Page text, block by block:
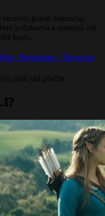
právě dokončuji
průzkumu a soubojů mě
bych…
Reloaded – Recenze
to jistě rád přečte